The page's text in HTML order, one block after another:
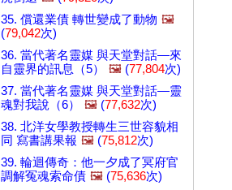
35. 償還業債 轉世變成了動物 🖼️
(79,042次)
36. 當代著名靈媒 與天堂對話—來
自靈界的訊息（5）
🖼️ (77,804次)
37. 當代著名靈媒 與天堂對話—靈
魂對我說（6）
🖼️ (77,632次)
38. 北洋女學教授轉生三世容貌相
同 寫書講果報 🖼️ (75,812次)
39. 輪迴傳奇：他一夕成了冥府官
調解冤魂索命債 🖼️ (75,636次)